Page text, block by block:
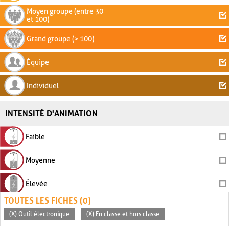
Moyen groupe (entre 30
et 100)
Grand groupe (> 100)
Équipe
Individuel
INTENSITÉ D'ANIMATION
Faible
Moyenne
Élevée
TOUTES LES FICHES (0)
(X) Outil électronique (X) En classe et hors classe